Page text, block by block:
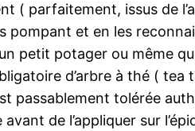
( parfaitement, issus de
et en les
petit potager ou même
d’arbre à thé (
passablement tolérée
de l’appliquer sur